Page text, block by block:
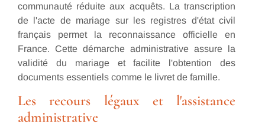
communauté réduite aux acquêts. La transcription
de l'acte de mariage sur les registres d'état civil
français permet la reconnaissance officielle en
France. Cette démarche administrative assure la
validité du mariage et facilite l'obtention des
documents essentiels comme le livret de famille.
Les recours légaux et l'assistance
administrative